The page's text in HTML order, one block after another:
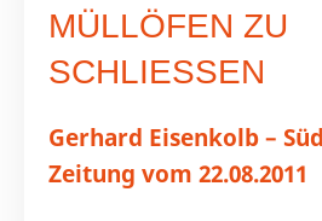
MÜLLÖFEN ZU
SCHLIESSEN
Gerhard Eisenkolb –
Zeitung vom 22.08.2011